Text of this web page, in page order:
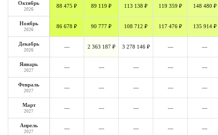
Октябрь
2026
88 475 ₽ 89 119 ₽ 113 138 ₽ 119 359 ₽ 148 480 ₽
Ноябрь
2026
86 678 ₽ 90 777 ₽ 108 712 ₽ 117 476 ₽ 135 914 ₽
Декабрь
2026
— 2 363 187 ₽ 3 278 146 ₽ — —
Январь
2027
— — — — —
Февраль
2027
— — — — —
Март
2027
— — — — —
Апрель
2027
— — — — —